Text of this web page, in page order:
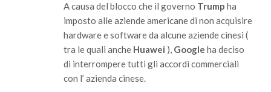
A causa del blocco che il governo Trump ha
imposto alle aziende americane di non acquisire
hardware e software da alcune aziende cinesi (
tra le quali anche Huawei ), Google ha deciso
di interrompere tutti gli accordi commerciali
con l’ azienda cinese.